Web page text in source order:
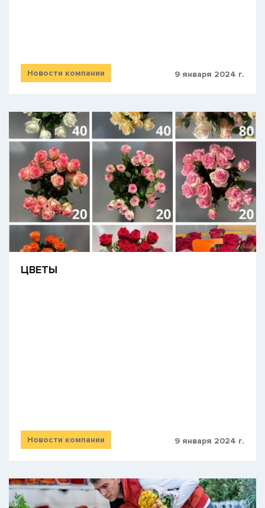
Новости компании 9 января 2024 г.
​ЦВЕТЫ
Новости компании 9 января 2024 г.